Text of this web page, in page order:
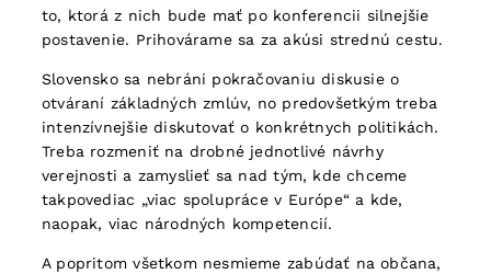
to, ktorá z nich bude mať po konferencii silnejšie
postavenie. Prihovárame sa za akúsi strednú cestu.
Slovensko sa nebráni pokračovaniu diskusie o
otváraní základných zmlúv, no predovšetkým treba
intenzívnejšie diskutovať o konkrétnych politikách.
Treba rozmeniť na drobné jednotlivé návrhy
verejnosti a zamyslieť sa nad tým, kde chceme
takpovediac „viac spolupráce v Európe“ a kde,
naopak, viac národných kompetencií.
A popritom všetkom nesmieme zabúdať na občana,